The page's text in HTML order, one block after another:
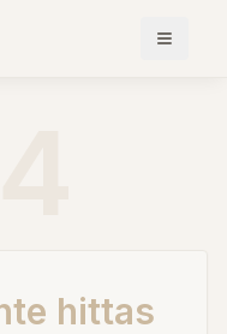
hittas